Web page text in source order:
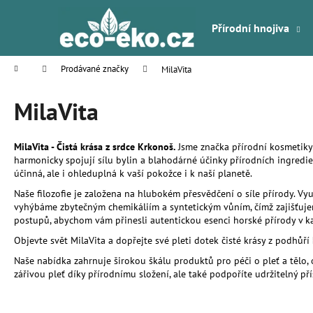
Přírodní hnojiva
Domů Prodávané značky MilaVita
MilaVita
MilaVita - Čistá krása z srdce Krkonoš. Jsme značka přírodní
harmonicky spojují sílu bylin a blahodárné účinky přírodních
účinná, ale i ohleduplná k vaší pokožce i k naší planetě.
Naše filozofie je založena na hlubokém přesvědčení o síle přírody.
vyhýbáme zbytečným chemikáliím a syntetickým vůním, čímž
postupů, abychom vám přinesli autentickou esenci horské přírody v
Objevte svět MilaVita a dopřejte své pleti dotek čisté krásy z podhůří
Naše nabídka zahrnuje širokou škálu produktů pro péči o pleť a
zářivou pleť díky přírodnímu složení, ale také podpoříte udržitelný
í
Zpět
do
Zpět
do